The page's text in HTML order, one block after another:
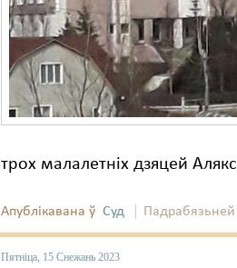
трох малалетніх дзяцей
Апублікавана ў Суд Падрабязьней
Пятніца, 15 Снежань 2023